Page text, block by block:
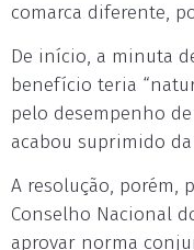
comarca diferente,
De início, a minuta
benefício teria
pelo desempenho de
acabou suprimido
A resolução, porém,
Conselho Nacional
aprovar norma